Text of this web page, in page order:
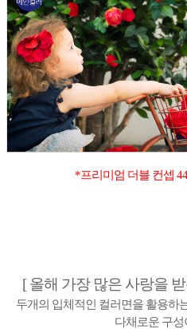
*프리미엄 더블 컨셉
[ 올해 가장 많은 사랑을
두개의 입체적인 컬러면을 활용하
다채로운 구성